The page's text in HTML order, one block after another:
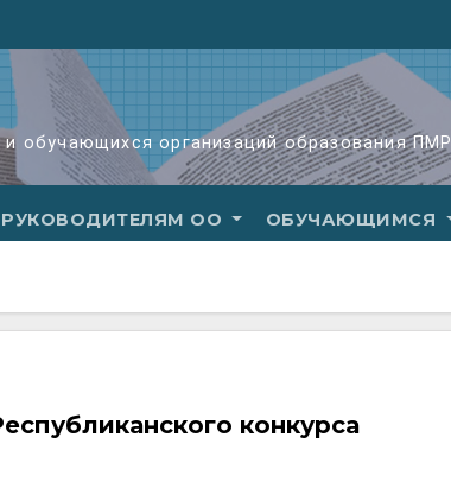
обучающихся организаций образования ПМР
РУКОВОДИТЕЛЯМ ОО ОБУЧАЮЩИМСЯ
конкурса